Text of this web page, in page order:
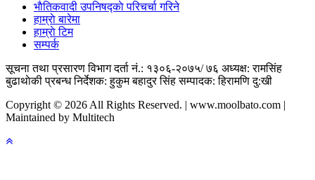
भाैतिकवादी उपनिषद्काे परिचर्चा गरिने
हाम्राे बारेमा
हाम्राे टिम
सम्पर्क
सूचना तथा प्रसारण विभाग दर्ता नं.: १३०६-२०७५/ ७६ अध्यक्ष: रामसिंह
बुढाथाेकी प्रबन्ध निर्देशक: हुकुम बहादुर सिंह सम्पादक: हिरामणि दु:खी
Copyright © 2026 All Rights Reserved. | www.moolbato.com |
Maintained by Multitech